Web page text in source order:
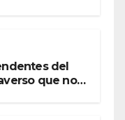
del
que no